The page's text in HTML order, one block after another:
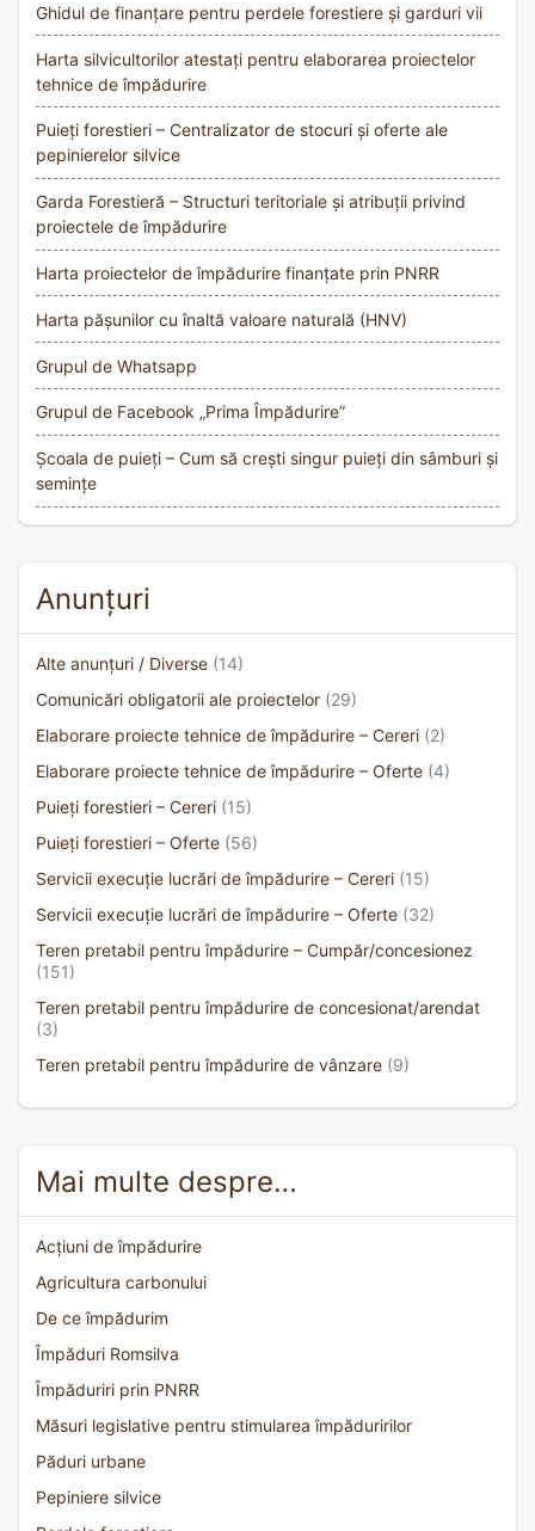
Ghidul de finanțare pentru perdele forestiere și garduri vii
Harta silvicultorilor atestați pentru elaborarea proiectelor
tehnice de împădurire
Puieți forestieri – Centralizator de stocuri și oferte ale
pepinierelor silvice
Garda Forestieră – Structuri teritoriale și atribuții privind
proiectele de împădurire
Harta proiectelor de împădurire finanțate prin PNRR
Harta pășunilor cu înaltă valoare naturală (HNV)
Grupul de Whatsapp
Grupul de Facebook „Prima Împădurire”
Școala de puieți – Cum să crești singur puieți din sâmburi și
semințe
Anunțuri
Alte anunțuri / Diverse (14)
Comunicări obligatorii ale proiectelor (29)
Elaborare proiecte tehnice de împădurire – Cereri (2)
Elaborare proiecte tehnice de împădurire – Oferte (4)
Puieți forestieri – Cereri (15)
Puieți forestieri – Oferte (56)
Servicii execuție lucrări de împădurire – Cereri (15)
Servicii execuție lucrări de împădurire – Oferte (32)
Teren pretabil pentru împădurire – Cumpăr/concesionez
(151)
Teren pretabil pentru împădurire de concesionat/arendat
(3)
Teren pretabil pentru împădurire de vânzare (9)
Mai multe despre…
Acțiuni de împădurire
Agricultura carbonului
De ce împădurim
Împăduri Romsilva
Împăduriri prin PNRR
Măsuri legislative pentru stimularea împăduririlor
Păduri urbane
Pepiniere silvice